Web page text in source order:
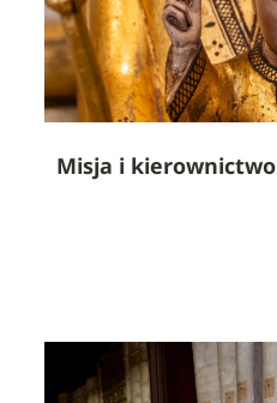
Misja i kierownictwo